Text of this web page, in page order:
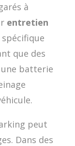
à
entretien
que des
une batterie
peut
Dans des